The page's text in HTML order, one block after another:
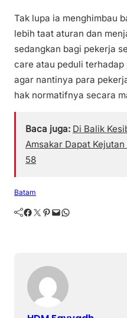
Tak lupa ia menghimbau
lebih taat aturan dan
sedangkan bagi pekerja
care atau peduli
agar nantinya para
hak normatifnya secara
Baca juga: Di Balik
Amsakar Dapat
58
Batam
Facebook Twitter Pinterest Mail WhatsApp